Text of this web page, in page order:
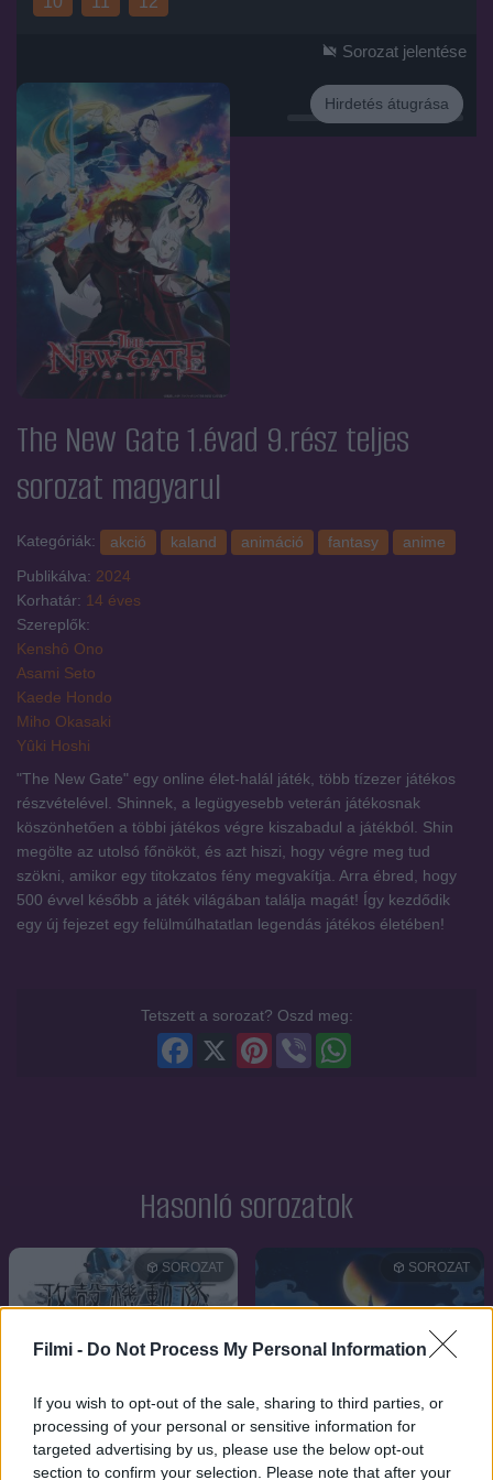
Filmi - Do Not Process My Personal Information
If you wish to opt-out of the sale, sharing to third parties, or
processing of your personal or sensitive information for
targeted advertising by us, please use the below opt-out
section to confirm your selection. Please note that after your
Hirdetés
Hirdetés átugrása
Sorozat jelentése
The New Gate 1.évad 9.rész teljes
sorozat magyarul
Kategóriák: akció kaland animáció fantasy
anime
Publikálva: 2024
Korhatár: 14 éves
Szereplők:
Kenshô Ono
Asami Seto
Kaede Hondo
Miho Okasaki
Yûki Hoshi
"The New Gate" egy online élet-halál játék, több tízezer játékos
részvételével. Shinnek, a legügyesebb veterán játékosnak
köszönhetően a többi játékos végre kiszabadul a játékból. Shin
megölte az utolsó főnököt, és azt hiszi, hogy végre meg tud
szökni, amikor egy titokzatos fény megvakítja. Arra ébred, hogy
500 évvel később a játék világában találja magát! Így kezdődik
egy új fejezet egy felülmúlhatatlan legendás játékos életében!
Tetszett a sorozat? Oszd meg:
Viber
Pinterest
Facebook
Hasonló sorozatok
SOROZAT SOROZAT